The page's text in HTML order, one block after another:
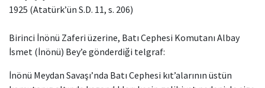
1925 (Atatürk’ün S.D. 11, s. 206)
Birinci İnönü Zaferi üzerine, Batı Cephesi Komutanı Albay
İsmet (İnönü) Bey’e gönderdiği telgraf:
İnönü Meydan Savaşı’nda Batı Cephesi kıt’alarının üstün